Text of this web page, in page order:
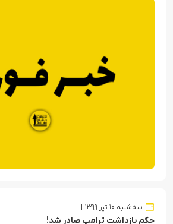
سه‌شنبه ۱۰ تیر ۱۳۹۹
حکم بازداشت ترامپ صادر شد!